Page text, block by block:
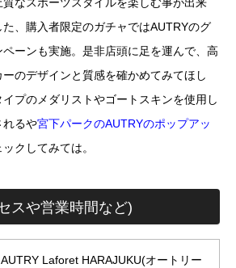
、購入者限定のガチャではAUTRYのグ
ーンも実施。是非店頭に足を運んで、高
のデザインと質感を確かめてみてほし
プのメダリストやゴートスキンを使用し
れるや宮下パークのAUTRYのポップアッ
クしてみては。
スや営業時間など)
AUTRY Laforet HARAJUKU(オートリー